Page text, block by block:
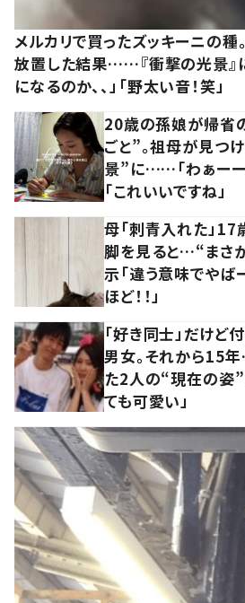
メルカリで買ったズッキーニの
放置した結果……『衝撃の光景』
になるのか、、」「野太い音！笑」
20歳の孫娘が帰省
ごと”。祖母が見つ
景”に……「わぁーー
「これいいですね」
母「刺青入れた」17
脚を見ると…“まさ
示「違う意味でやば
ほど！！」
「好き同士」だけど
男女。それから15
た2人の“現在の姿
ても可愛い」